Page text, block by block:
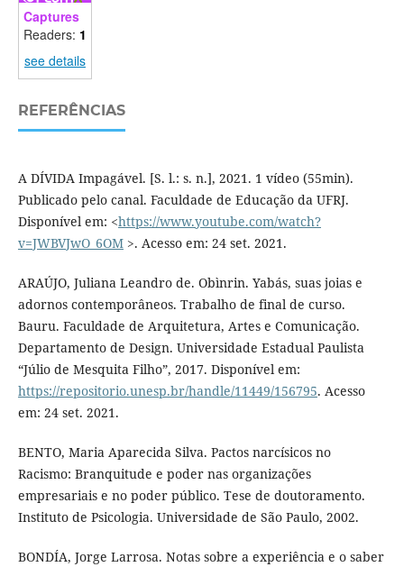
Captures
Readers: 1
see details
REFERÊNCIAS
A DÍVIDA Impagável. [S. l.: s. n.], 2021. 1 vídeo (55min).
Publicado pelo canal. Faculdade de Educação da UFRJ.
Disponível em: <https://www.youtube.com/watch?
v=JWBVJwO_6OM>. Acesso em: 24 set. 2021.
ARAÚJO, Juliana Leandro de. Obìnrin. Yabás, suas joias e
adornos contemporâneos. Trabalho de final de curso.
Bauru. Faculdade de Arquitetura, Artes e Comunicação.
Departamento de Design. Universidade Estadual Paulista
“Júlio de Mesquita Filho”, 2017. Disponível em:
https://repositorio.unesp.br/handle/11449/156795. Acesso
em: 24 set. 2021.
BENTO, Maria Aparecida Silva. Pactos narcísicos no
Racismo: Branquitude e poder nas organizações
empresariais e no poder público. Tese de doutoramento.
Instituto de Psicologia. Universidade de São Paulo, 2002.
BONDÍA, Jorge Larrosa. Notas sobre a experiência e o saber